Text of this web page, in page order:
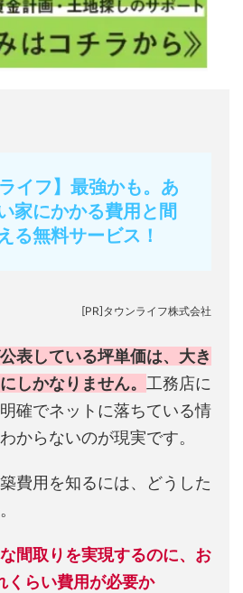
イフ】最強かも。あ
家にかかる費用と間
る無料サービス！
[PR]タウンライフ株式会社
表している坪単価は、大き
しかなりません。 工務店に
確でネットに落ちている情
からないのが現実です。
費用を知るには、どうした
間取りを実現するのに、お
くらい費用が必要か